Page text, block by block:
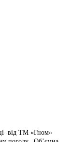
від ТМ «Гном»